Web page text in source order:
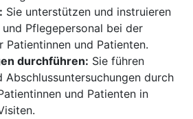
Sie unterstützen und instruieren
Pflegepersonal bei der
Patientinnen und Patienten.
durchführen: Sie führen
Abschlussuntersuchungen durch
und Patienten in